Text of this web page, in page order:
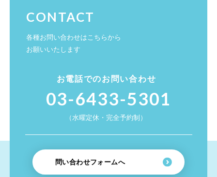
CONTACT
各種お問い合わせはこちらから
お願いいたします
お電話でのお問い合わせ
03-6433-5301
（水曜定休・完全予約制）
問い合わせフォームへ